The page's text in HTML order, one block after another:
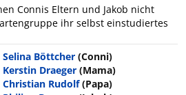
Connis Eltern und Jakob nicht
ihr selbst einstudiertes
Selina Böttcher (Conni)
Kerstin Draeger (Mama)
Christian Rudolf (Papa)